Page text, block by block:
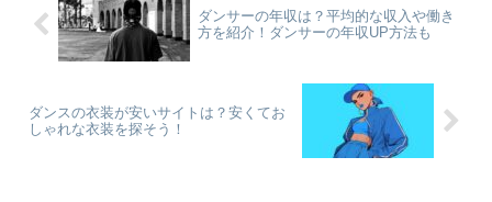
ダンサーの年収は？平均的な収入や働き
方を紹介！ダンサーの年収UP方法も
ダンスの衣装が安いサイトは？安くてお
しゃれな衣装を探そう！